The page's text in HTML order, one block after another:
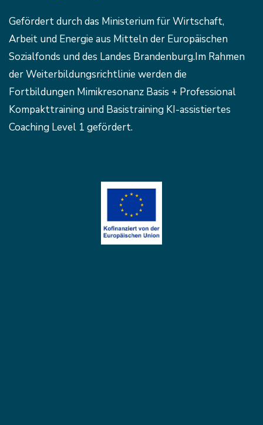
Gefördert durch das Ministerium für Wirtschaft,
Arbeit und Energie aus Mitteln der Europäischen
Sozialfonds und des Landes Brandenburg.Im Rahmen
der Weiterbildungsrichtlinie werden die
Fortbildungen Mimikresonanz Basis + Professional
Kompakttraining und Basistraining KI-assistiertes
Coaching Level 1 gefördert.